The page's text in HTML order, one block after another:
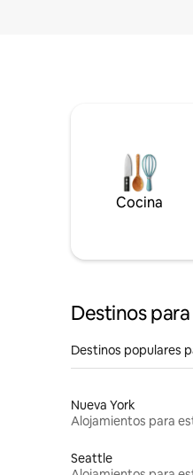
Cocina
Destinos
Destinos populares
Nueva York
Seattle